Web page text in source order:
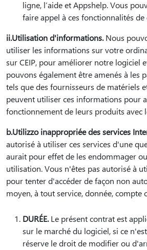
ligne, l’aide et Appshelp. Vous
faire appel à ces fonctionnalités
ii.Utilisation d'informations.Nous
utiliser les informations sur votre
sur CEIP, pour améliorer notre logiciel
pouvons également être amenés à les
tels que des fournisseurs de matériels
peuvent utiliser ces informations pour
fonctionnement de leurs produits avec
b.Utilizzo inappropriée des services
autorisé à utiliser ces services d'une
aurait pour effet de les endommager
utilisation. Vous n'êtes pas autorisé à
pour tenter d'accéder de façon non
moyen, à tout service, donnée, compte
DURÉE.Le présent contrat est
sur le marché du logiciel, si ce
réserve le droit de modifier ou